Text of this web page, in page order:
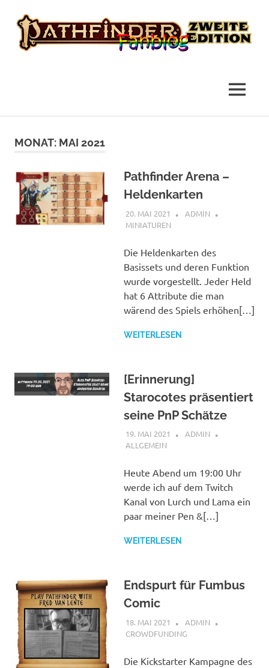
Inhalt
MENÜ
MONAT: MAI 2021
Pathfinder Arena –
Heldenkarten
20. MAI 2021
ADMIN
MINIATUREN
Die Heldenkarten des
Basissets und deren Funktion
wurde vorgestellt. Jeder Held
hat 6 Attribute die man
wärend des Spiels erhöhen[…]
WEITERLESEN
[Erinnerung]
Starocotes präsentiert
seine PnP Schätze
19. MAI 2021
ADMIN
ALLGEMEIN
Heute Abend um 19:00 Uhr
werde ich auf dem Twitch
Kanal von Lurch und Lama ein
paar meiner Pen &[…]
WEITERLESEN
Endspurt für Fumbus
Comic
18. MAI 2021
ADMIN
CROWDFUNDING
Die Kickstarter Kampagne des